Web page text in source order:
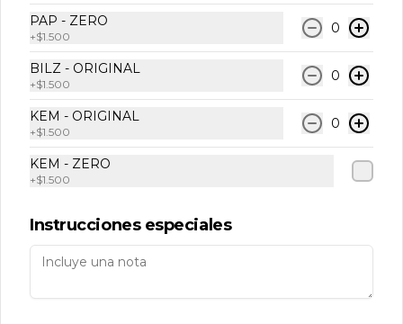
Locales
Términos y condiciones
Política de privacidad
Redes sociales
Instagram
Mi cuenta
Iniciar sesión
PAP - ZERO
+$1.500
0
BILZ - ORIGINAL
+$1.500
0
KEM - ORIGINAL
+$1.500
0
KEM - ZERO
+$1.500
Instrucciones especiales